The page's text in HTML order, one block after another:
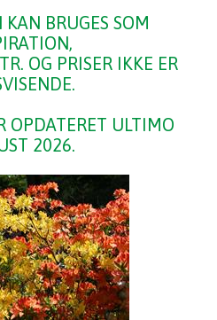
BRUGES SOM
OG PRISER IKKE ER
OPDATERET ULTIMO
2026.